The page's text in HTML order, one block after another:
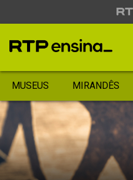
MUSEUS MIRANDÊS